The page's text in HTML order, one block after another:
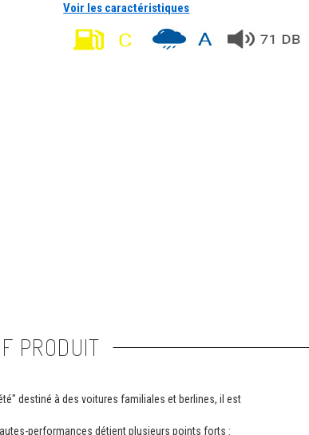
Voir les caractéristiques
PRODUIT
destiné à des voitures familiales et berlines, il est
performances détient plusieurs points forts :